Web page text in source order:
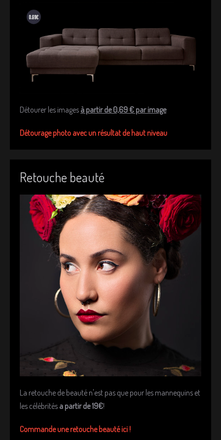
Détourer les images à partir de 0,69 € par image
Détourage photo avec un résultat de haut niveau
Retouche beauté
La retouche de beauté n'est pas que pour les mannequins et
les célébrités a partir de 19€!
Commande une retouche beauté ici !